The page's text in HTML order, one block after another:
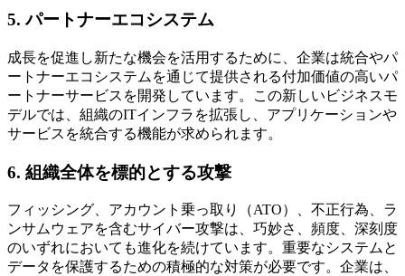
5. パートナーエコシステム
成長を促進し新たな機会を活用するために、企業は統合やパ
ートナーエコシステムを通じて提供される付加価値の高いパ
ートナーサービスを開発しています。この新しいビジネスモ
デルでは、組織のITインフラを拡張し、アプリケーションや
サービスを統合する機能が求められます。
6. 組織全体を標的とする攻撃
フィッシング、アカウント乗っ取り（ATO）、不正行為、ラ
ンサムウェアを含むサイバー攻撃は、巧妙さ、頻度、深刻度
のいずれにおいても進化を続けています。重要なシステムと
データを保護するための積極的な対策が必要です。企業は、